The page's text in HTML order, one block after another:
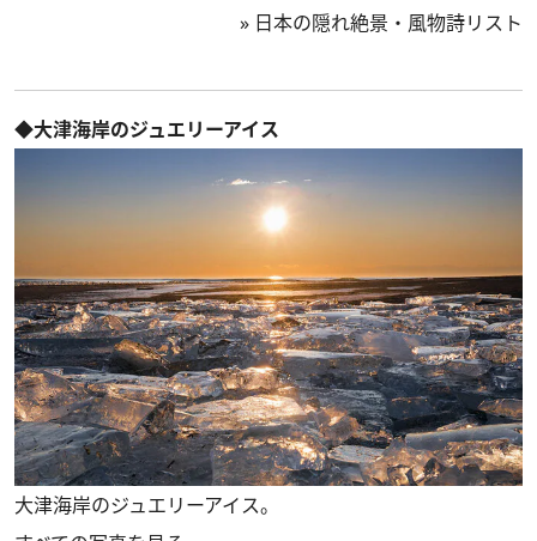
» 日本の隠れ絶景・風物詩リスト
◆大津海岸のジュエリーアイス
大津海岸のジュエリーアイス。